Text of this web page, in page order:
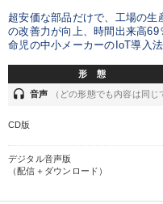
超安価な部品だけで、工場の
の改善力が向上、時間出来高
命児の中小メーカーのIoT導入
形 態
headset 音声 （どの形態でも内容は同じ
CD版
デジタル音声版
（配信＋ダウンロード）